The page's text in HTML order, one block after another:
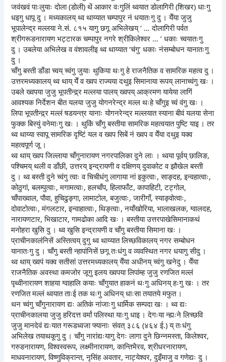
जवंखवं पाःलुयाः दोला (डोली) थें आकार वःगुलिं थ्वयात डोलागिरी (शिखर) धाःगु
धइगु धापू दु । मध्यकालय् थ्व थाय्यात चम्पापुर नं धयातःगु दु । येँया जुजु
भूपालेन्द्र मल्लया ने.सं. ८१५ यागु छगू अभिलेखय् ‘ … दोलागिरी पर्वत
श्रीगरूडनारायण भट्टारक चम्पापुर नगरे श्रीकिलेश्वर … ’ धकाः च्वयातःगु
दु । उबलेया अभिलेख व वंशावलीइ थ्व थाय्यात ‘चंगु’ धकाः नंसम्बोधन यानातःगु
दु ।
चाँगु बस्ती डाँडा च्वय् च्वंगु जुयाः थुकिया थःगु हे राजनैतिक व सामरिक महत्व दु ।
उत्तरमध्यकालय् थ्व थाय् येँ व ख्वप राज्यया दथुइ सिमानाया रूपय् लानाच्वंगु खः ।
उबले ख्वपया जुजु भूपतीन्द्र्र मल्लया पालय् ख्वपय् आक्रमण यायेया लागिं
आवश्यक निर्देशन बीत यलया जुजु योगनरेन्द्र मल्ल थःहे चाँगुइ च्वं वंगु खः ।
लिपा भूपतीन्द्र्र मल्लं षडयन्त्र यानाः योगनरेन्द्र मल्लयात स्याना बीवं यलया सेना
फुक्क बिस्युं वनेमाःगु खः । थुकिं चाँगु बस्तीया सामरिक महत्वयात पुष्टि याइ । तर
थ्व थाय्या स्वापू सामरिक दृष्टिं यल व ख्वप सिबें नं ख्वप व येँया दथुइ यक्व
महत्वपूर्ण जू ।
थ्व थाय् ख्वप जिल्लाया चाँगुनारायण नगरपालिका दुने लाः । थ्वया पूर्वय् छालिङ,
पश्चिमय् थली व डाँछी, उत्तरय् इन्द्रायणी व दक्षिणय् दुवाकोट व झौखेल बस्ती
दु । थ्व बस्ती दुने च्वंगु त्वाः व चिचीधंगु लागाया नां इकुत्वाः, साङ्दह, इन्वहात्वाः,
कोठुगां, बलम्पुत्वाः, मगामत्वाः, हलचाँप, हिलाफाँट, कापाहिटी, टट्गोल,
चाँपाख्वाल, पौवा, हुचिढुङ्गा, लामाटोल, बजुत्वाः, जारीगाँ, स्याङ्वोत्वाः,
दोवाटोत्वाः, मंगलटार, इन्वाहात्वाः, थिङ्त्वाः, नयाँखोरिया, भालाखलक, ग्वालदह,
नारायणटार, भिखाटार, गामढोका आदि खः । बस्तीया उत्तरपाखेसिमानाकथं
मनोहरा खुसि दु । थ्व खुसि इन्द्रायणी व चाँगु बस्तीया सिमाना खः ।
प्राचीनकालंनिसें अस्तित्वय् दुगु थ्व थाय्यात लिच्छविकालय् नगर सम्बोधन
यानातःगु दु । चाँगु बस्ती न्हापांनिसें छगू तःधंगु व व्यवस्थित नगर धयागु सीदु ।
थ्व थाय् ख्वपं यक्व सतीसां उत्तरमध्यकालय् येँया अधीनय् च्वंगु खनेदु । येँया
राजनैतिक अवस्था कमजोर जूगु इलय ख्वपया लिपांम्ह जुजु रणजित मल्लं
पृथ्वीनारायण शाहया ग्वाहालि कयाः चाँगुयात हाकनं थःगु अधिनय् हःगु खः । तर
रणजित मल्लं थ्वयात ताःई तक थःगु अधिनय् धाःसा तयातये मफुत ।
थन च्वंगु चाँगुनारायण द्यः अतिकं नांजाःगु धार्मिक सम्पदा खः । थ्व द्यः
प्राचीनकालया जुजु हरिदत्त वर्मां पलिस्था याःगु धाइ । देगःया न्ह्यःने लिच्छवि
जुजु मानदेवं द्यःयात गरूडध्वजा फ्यानाः संवत् ३८६ (४६४ ई.) य् तःधंगु
अभिलेख तयाथकूगु दु । चाँगु नारांद्यःयागु देगः लागा दुने छिन्नमस्ता, किलेश्वर,
गरुडनारायण, विश्वस्वरूप, लक्ष्मीनारायण, कान्तिभैरव, श्रीधरनारायण,
माधवनारायण, विष्णुविक्रान्त, नृसिंह अवतार, नाट्येश्वर, दुइँमाजु व गणेद्यः दु ।